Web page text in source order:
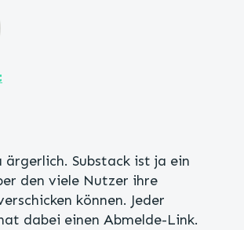
ärgerlich. Substack ist ja ein
den viele Nutzer ihre
können. Jeder
dabei einen Abmelde-Link.